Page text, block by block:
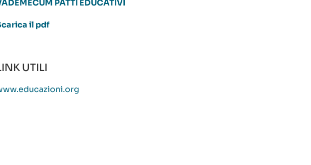
PATTI EDUCATIVI
il pdf
UTILI